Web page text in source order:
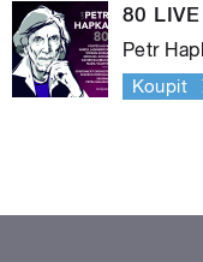
80 LIVE
Petr
Koupit